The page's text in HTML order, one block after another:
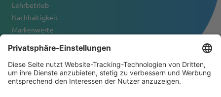
Lehrbetrieb
Nachhaltigkeit
Markenwerte
Kontakt